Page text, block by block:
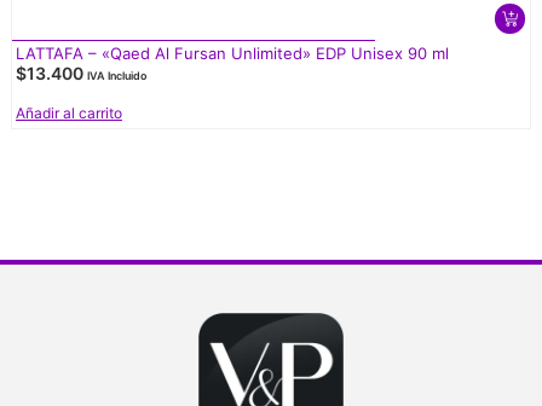
LATTAFA – «Qaed Al Fursan Unlimited» EDP Unisex 90 ml
$13.400 IVA Incluido
Añadir al carrito